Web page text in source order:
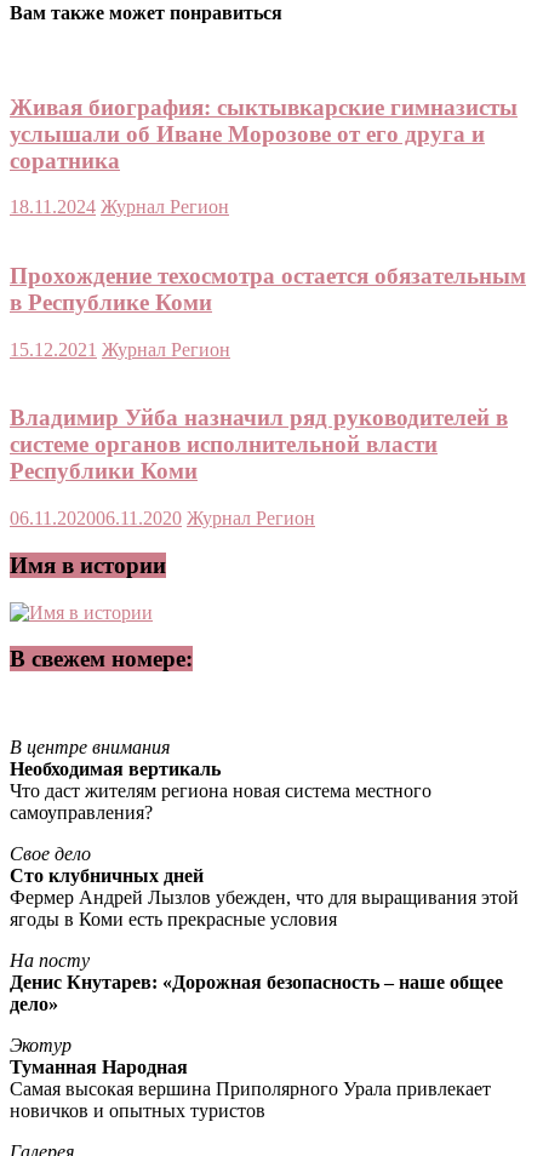
Вам также может понравиться
Живая биография: сыктывкарские гимназисты
услышали об Иване Морозове от его друга и
соратника
18.11.2024 Журнал Регион
Прохождение техосмотра остается обязательным
в Республике Коми
15.12.2021 Журнал Регион
Владимир Уйба назначил ряд руководителей в
системе органов исполнительной власти
Республики Коми
06.11.202006.11.2020 Журнал Регион
Имя в истории
В свежем номере:
В центре внимания
Необходимая вертикаль
Что даст жителям региона новая система местного
самоуправления?
Свое дело
Сто клубничных дней
Фермер Андрей Лызлов убежден, что для выращивания этой
ягоды в Коми есть прекрасные условия
На посту
Денис Кнутарев: «Дорожная безопасность – наше общее
дело»
Экотур
Туманная Народная
Самая высокая вершина Приполярного Урала привлекает
новичков и опытных туристов
Галерея